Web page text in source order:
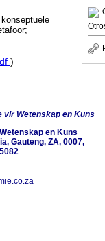
)
vir Wetenskap en Kuns
en Kuns
Gauteng, ZA, 0007,